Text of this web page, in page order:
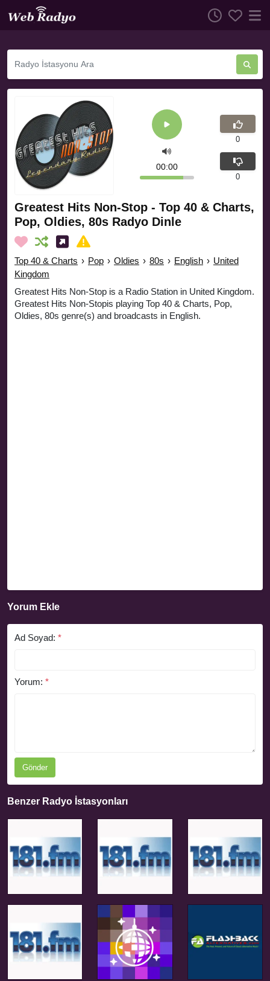
Greatest Hits Non-Stop - Top 40 & Charts,
Pop, Oldies, 80s Radyo Dinle
Top 40 & Charts › Pop › Oldies › 80s › English › United
Kingdom
Greatest Hits Non-Stop is a Radio Station in United Kingdom.
Greatest Hits Non-Stopis playing Top 40 & Charts, Pop,
Oldies, 80s genre(s) and broadcasts in English.
00:00
0
0
Yorum Ekle
Ad Soyad: *
Yorum: *
Gönder
Benzer Radyo İstasyonları